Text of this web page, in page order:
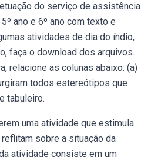
do serviço de assistência
ano e 6º ano com texto e
atividades de dia do índio,
faça o download dos arquivos.
relacione as colunas abaixo: (a)
todos estereótipos que
tabuleiro.
uma atividade que estimula
sobre a situação da
atividade consiste em um